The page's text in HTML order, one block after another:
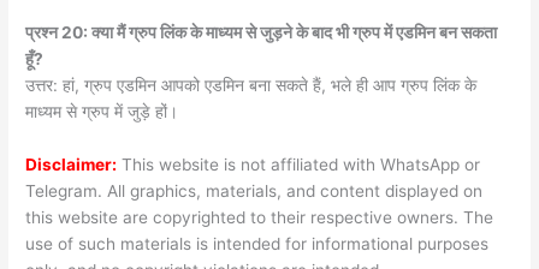
प्रश्न 20: क्या मैं ग्रुप लिंक के माध्यम से जुड़ने के बाद भी ग्रुप में एडमिन बन सकता
हूँ?
उत्तर: हां, ग्रुप एडमिन आपको एडमिन बना सकते हैं, भले ही आप ग्रुप लिंक के
माध्यम से ग्रुप में जुड़े हों।
Disclaimer: This website is not affiliated with WhatsApp or
Telegram. All graphics, materials, and content displayed on
this website are copyrighted to their respective owners. The
use of such materials is intended for informational purposes